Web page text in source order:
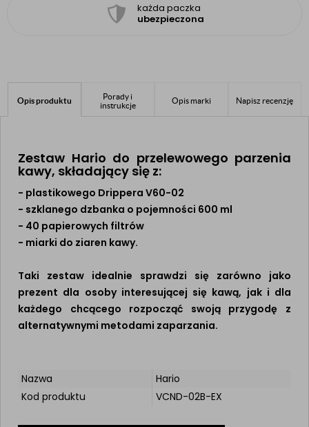
każda paczka
ubezpieczona
Opis produktu
Porady i
instrukcje
Opis marki Napisz recenzję
Zestaw Hario do przelewowego parzenia
kawy, składający się z:
- plastikowego Drippera V60-02
- szklanego dzbanka o pojemności 600 ml
- 40 papierowych filtrów
- miarki do ziaren kawy.
Taki zestaw idealnie sprawdzi się zarówno jako
prezent dla osoby interesującej się kawą, jak i dla
każdego chcącego rozpocząć swoją przygodę z
alternatywnymi metodami zaparzania.
Nazwa
Hario
Kod produktu
VCND-02B-EX